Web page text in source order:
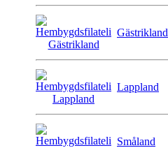
Gästrikland
Lappland
Småland